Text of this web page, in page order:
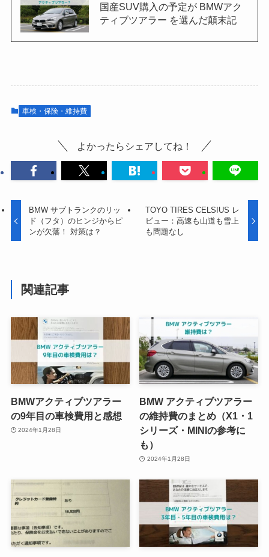
国産SUV購入の予定が BMWアク
ティブツアラー を選んだ顛末記
車検・保険・維持費
よかったらシェアしてね！
BMW サブトランクのリッ
ド（フタ）のヒンジからピ
ンが欠落！ 対策は？
TOYO TIRES CELSIUS レ
ビュー：高速も山道も雪上
も問題なし
関連記事
BMWアクティブツアラー
の9年目の車検費用と感想
2024年1月28日
BMW アクティブツアラー
の維持費のまとめ（X1・1
シリーズ・MINIの参考に
も）
2024年1月28日